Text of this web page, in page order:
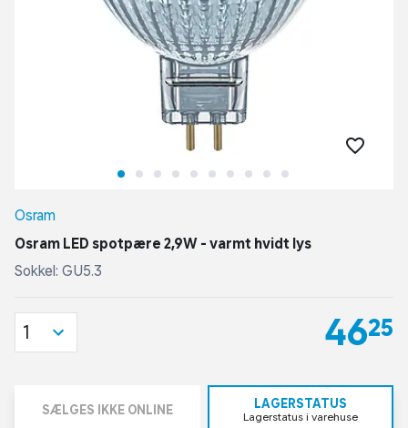
Osram
Osram LED spotpære 2,9W - varmt hvidt lys
Sokkel: GU5.3
46,25
1
SÆLGES IKKE ONLINE LAGERSTATUS
Lagerstatus i varehuse